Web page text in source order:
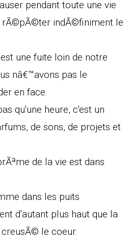
pendant toute une vie
rÃ©pÃ©ter indÃ©finiment le
une fuite loin de notre
nâ€™avons pas le
en face.
qu'une heure, c'est un
de sons, de projets et
de la vie est dans
dans les puits
d'autant plus haut que la
le coeur.